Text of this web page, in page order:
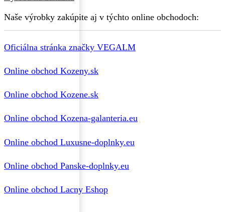
Naše výrobky zakúpite aj v týchto online obchodoch:
Oficiálna stránka značky VEGALM
Online obchod Kozeny.sk
Online obchod Kozene.sk
Online obchod Kozena-galanteria.eu
Online obchod Luxusne-doplnky.eu
Online obchod Panske-doplnky.eu
Online obchod Lacny Eshop